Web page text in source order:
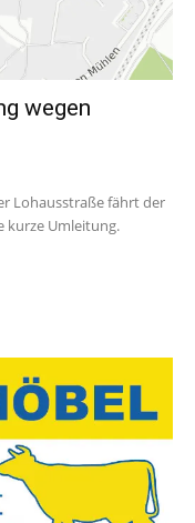
wegen
Lohausstraße fährt der
kurze Umleitung.